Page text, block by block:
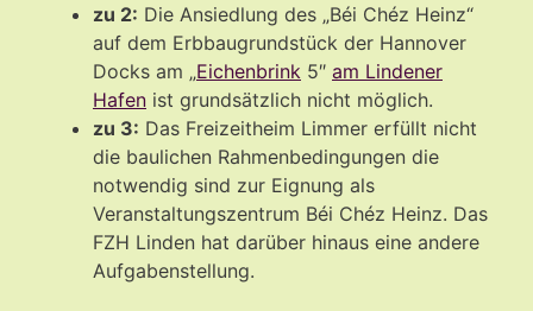
zu 2: Die Ansiedlung des „Béi Chéz Heinz“
auf dem Erbbaugrundstück der Hannover
Docks am „Eichenbrink 5″ am Lindener
Hafen ist grundsätzlich nicht möglich.
zu 3: Das Freizeitheim Limmer erfüllt nicht
die baulichen Rahmenbedingungen die
notwendig sind zur Eignung als
Veranstaltungszentrum Béi Chéz Heinz. Das
FZH Linden hat darüber hinaus eine andere
Aufgabenstellung.